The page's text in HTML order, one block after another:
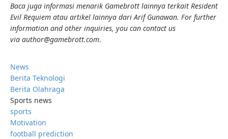
Baca juga informasi menarik Gamebrott lainnya terkait Resident
Evil Requiem atau artikel lainnya dari Arif Gunawan. For further
information and other inquiries, you can contact us
via author@gamebrott.com.
News
Berita Teknologi
Berita Olahraga
Sports news
sports
Motivation
football prediction